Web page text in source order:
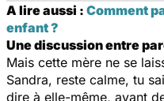
A lire aussi : Comment
enfant ?
Une discussion entre
Mais cette mère ne se
Sandra, reste calme, tu
dire à elle-même, avant